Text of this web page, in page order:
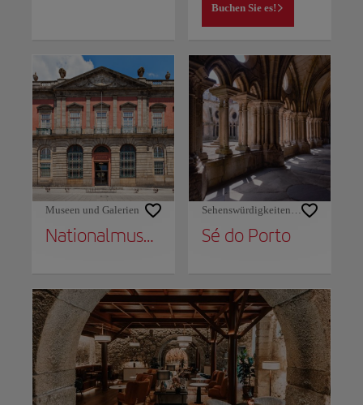
Buchen Sie es!
Museen und Galerien
Nationalmuseum Soares dos Reis
Sehenswürdigkeiten und Denkmäler
Sé do Porto